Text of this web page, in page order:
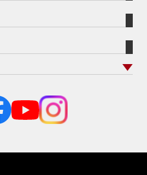
トライアンフ
アプリリア
KTM
モトグッツイ
MVアグスタ
他海外ﾒｰｶｰ
でご加入の方）
兵庫